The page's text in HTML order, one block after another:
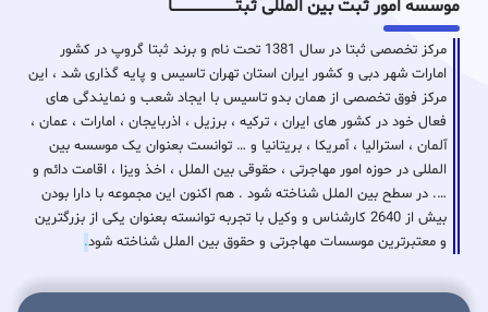
موسسه امور ثبت بین المللی ثبتـــــــــــــــــــــــــــــا
مرکز تخصصی ثبتا در سال 1381 تحت نام و برند ثبتا گروپ در کشور
امارات شهر دبی و کشور ایران استان تهران تاسیس و پایه گذاری شد ، این
مرکز فوق تخصصی از همان بدو تاسیس با ایجاد شعب و نمایندگی های
فعال خود در کشور های ایران ، ترکیه ، برزیل ، اذربایجان ، امارات ، عمان ،
آلمان ، استرالیا ، آمریکا ، بریتانیا و … توانست بعنوان یک موسسه بین
المللی در حوزه امور مهاجرتی ، حقوقی بین الملل ، اخذ ویزا ، اقامت دائم و
…. در سطح بین الملل شناخته شود . هم اکنون این مجموعه با دارا بودن
بیش از 2640 کارشناس و وکیل با تجربه توانسته بعنوان یکی از بزرگترین
و معتبرترین موسسات مهاجرتی و حقوق بین الملل شناخته شود.